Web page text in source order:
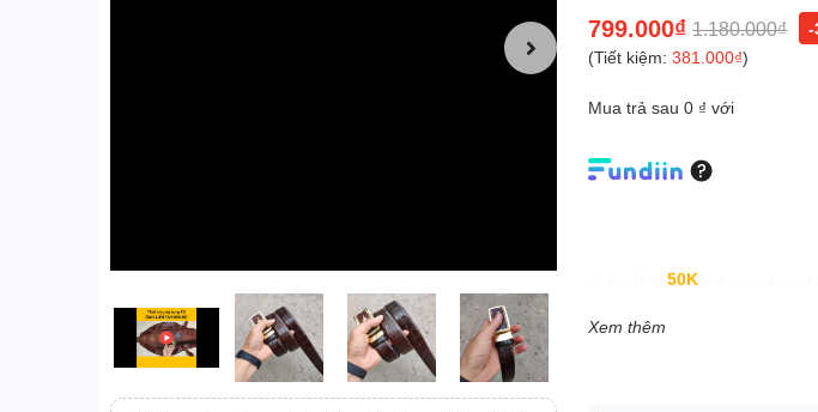
799.000₫ 1.180.000₫
-
(Tiết kiệm:381.000₫)
Mua trả sau 0 ₫ với
50K
Xem thêm